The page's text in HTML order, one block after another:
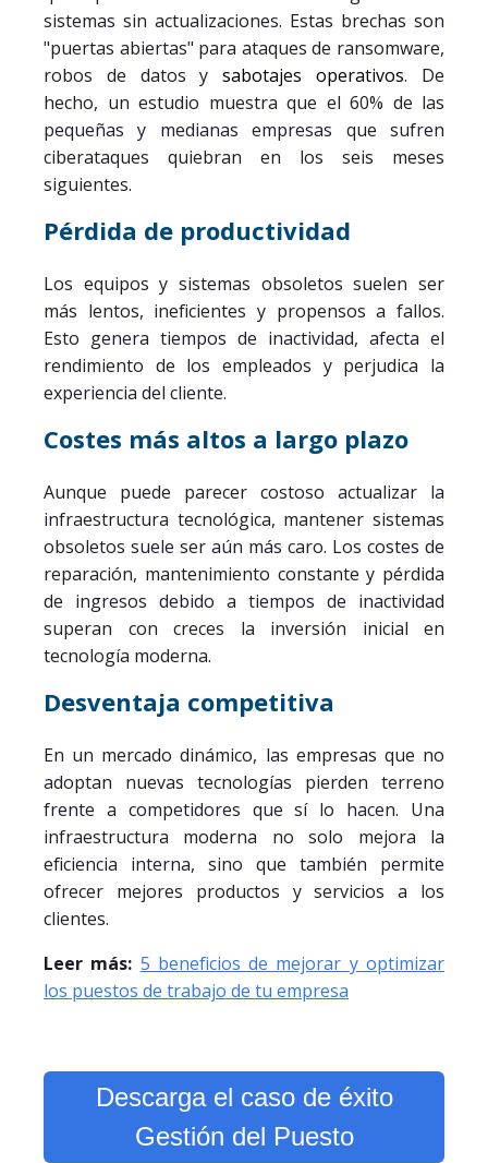
sistemas sin actualizaciones. Estas brechas son
"puertas abiertas" para ataques de ransomware,
robos de datos ysabotajes operativos. De
hecho, un estudio muestra que el 60% de las
pequeñas y medianas empresas que sufren
ciberataques quiebran en los seis meses
siguientes.
Pérdida de productividad
Los equipos y sistemas obsoletos suelen ser
más lentos, ineficientes y propensos a fallos.
Esto genera tiempos de inactividad, afecta el
rendimiento de los empleados y perjudica la
experiencia del cliente.
Costes más altos a largo plazo
Aunque puede parecer costoso actualizar la
infraestructura tecnológica, mantener sistemas
obsoletos suele ser aún más caro. Los costes de
reparación, mantenimiento constante y pérdida
de ingresos debido a tiempos de inactividad
superan con creces la inversión inicial en
tecnología moderna.
Desventaja competitiva
En un mercado dinámico, las empresas que no
adoptan nuevas tecnologías pierden terreno
frente a competidores que sí lo hacen. Una
infraestructura moderna no solo mejora la
eficiencia interna, sino que también permite
ofrecer mejores productos y servicios a los
clientes.
Leer más: 5 beneficios de mejorar y optimizar
los puestos de trabajo de tu empresa
Descarga el caso de éxito
Gestión del Puesto